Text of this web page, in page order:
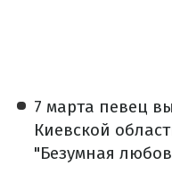
7 марта певец
Киевской
"Безумная